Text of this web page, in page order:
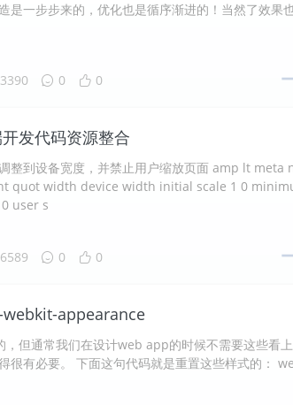
是一步步来的，优化也是循序渐进的！当然了效果
3390 0 0
发代码资源整合
整到设备宽度，并禁止用户缩放页面 amp lt meta
quot width device width initial scale 1 0
user s
6589 0 0
webkit-appearance
，但通常我们在设计web app的时候不需要这些看
很有必要。 下面这句代码就是重置这些样式的：